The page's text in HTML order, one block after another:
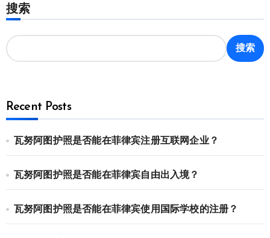
搜索
搜索
Recent Posts
瓦努阿图护照是否能在菲律宾注册互联网企业？
瓦努阿图护照是否能在菲律宾自由出入境？
瓦努阿图护照是否能在菲律宾使用国际学校的注册？